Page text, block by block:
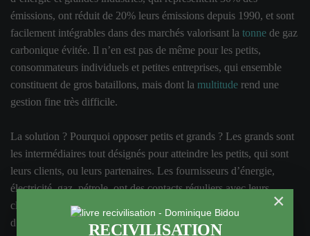
émissions, ont réduit de 20% leurs émissions depuis 1990, et sont
facilement intégrables dans des marchés valorisant la tonne de gaz
carbonique évitée. Il n’en est pas de même pour les petits,
consommateurs individuels et petites entreprises, qui ensemble
constituent de gros bataillons, mais dont la multitude rend une
gestion fine très difficile.
La solution ? Pourquoi opposer petits et grands ? Les grands sont
les intermédiaires tout désignés pour atteindre les petits, qui sont
leurs clients, ou leurs partenaires. Les fournisseurs d’énergie,
électricité, gaz, pétrole, ont des contacts réguliers avec leurs
clients, pourquoi ne pas en faire les ambassadeurs des économies
d’énergie ? On tente un nouveau dispositif, celui des certificats
×
RECIVILISATION